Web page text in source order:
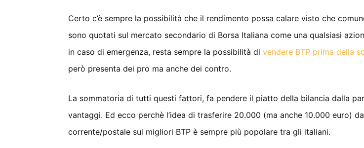
Certo c’è sempre la possibilità che il rendimento possa calare visto che
sono quotati sul mercato secondario di Borsa Italiana come una qualsiasi
in caso di emergenza, resta sempre la possibilità di vendere BTP prima della
però presenta dei pro ma anche dei contro.
La sommatoria di tutti questi fattori, fa pendere il piatto della bilancia dalla
vantaggi. Ed ecco perchè l’idea di trasferire 20.000 (ma anche 10.000 euro)
corrente/postale sui migliori BTP è sempre più popolare tra gli italiani.